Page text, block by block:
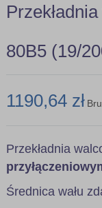
80B5 (19/
1190,64 zł
Przekładnia
Średnica wału